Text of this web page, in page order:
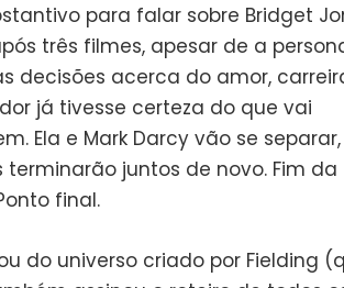
para falar sobre Bridget
três filmes, apesar de a
decisões acerca do amor,
já tivesse certeza do que vai
Ela e Mark Darcy vão se separar,
juntos de novo. Fim da
final.
do universo criado por Fielding